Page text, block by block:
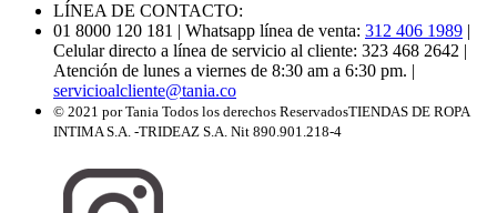
LÍNEA DE CONTACTO:
01 8000 120 181 | Whatsapp línea de venta: 312 406 1989 |
Celular directo a línea de servicio al cliente: 323 468 2642 |
Atención de lunes a viernes de 8:30 am a 6:30 pm. |
servicioalcliente@tania.co
© 2021 por Tania Todos los derechos ReservadosTIENDAS DE ROPA
INTIMA S.A. -TRIDEAZ S.A. Nit 890.901.218-4